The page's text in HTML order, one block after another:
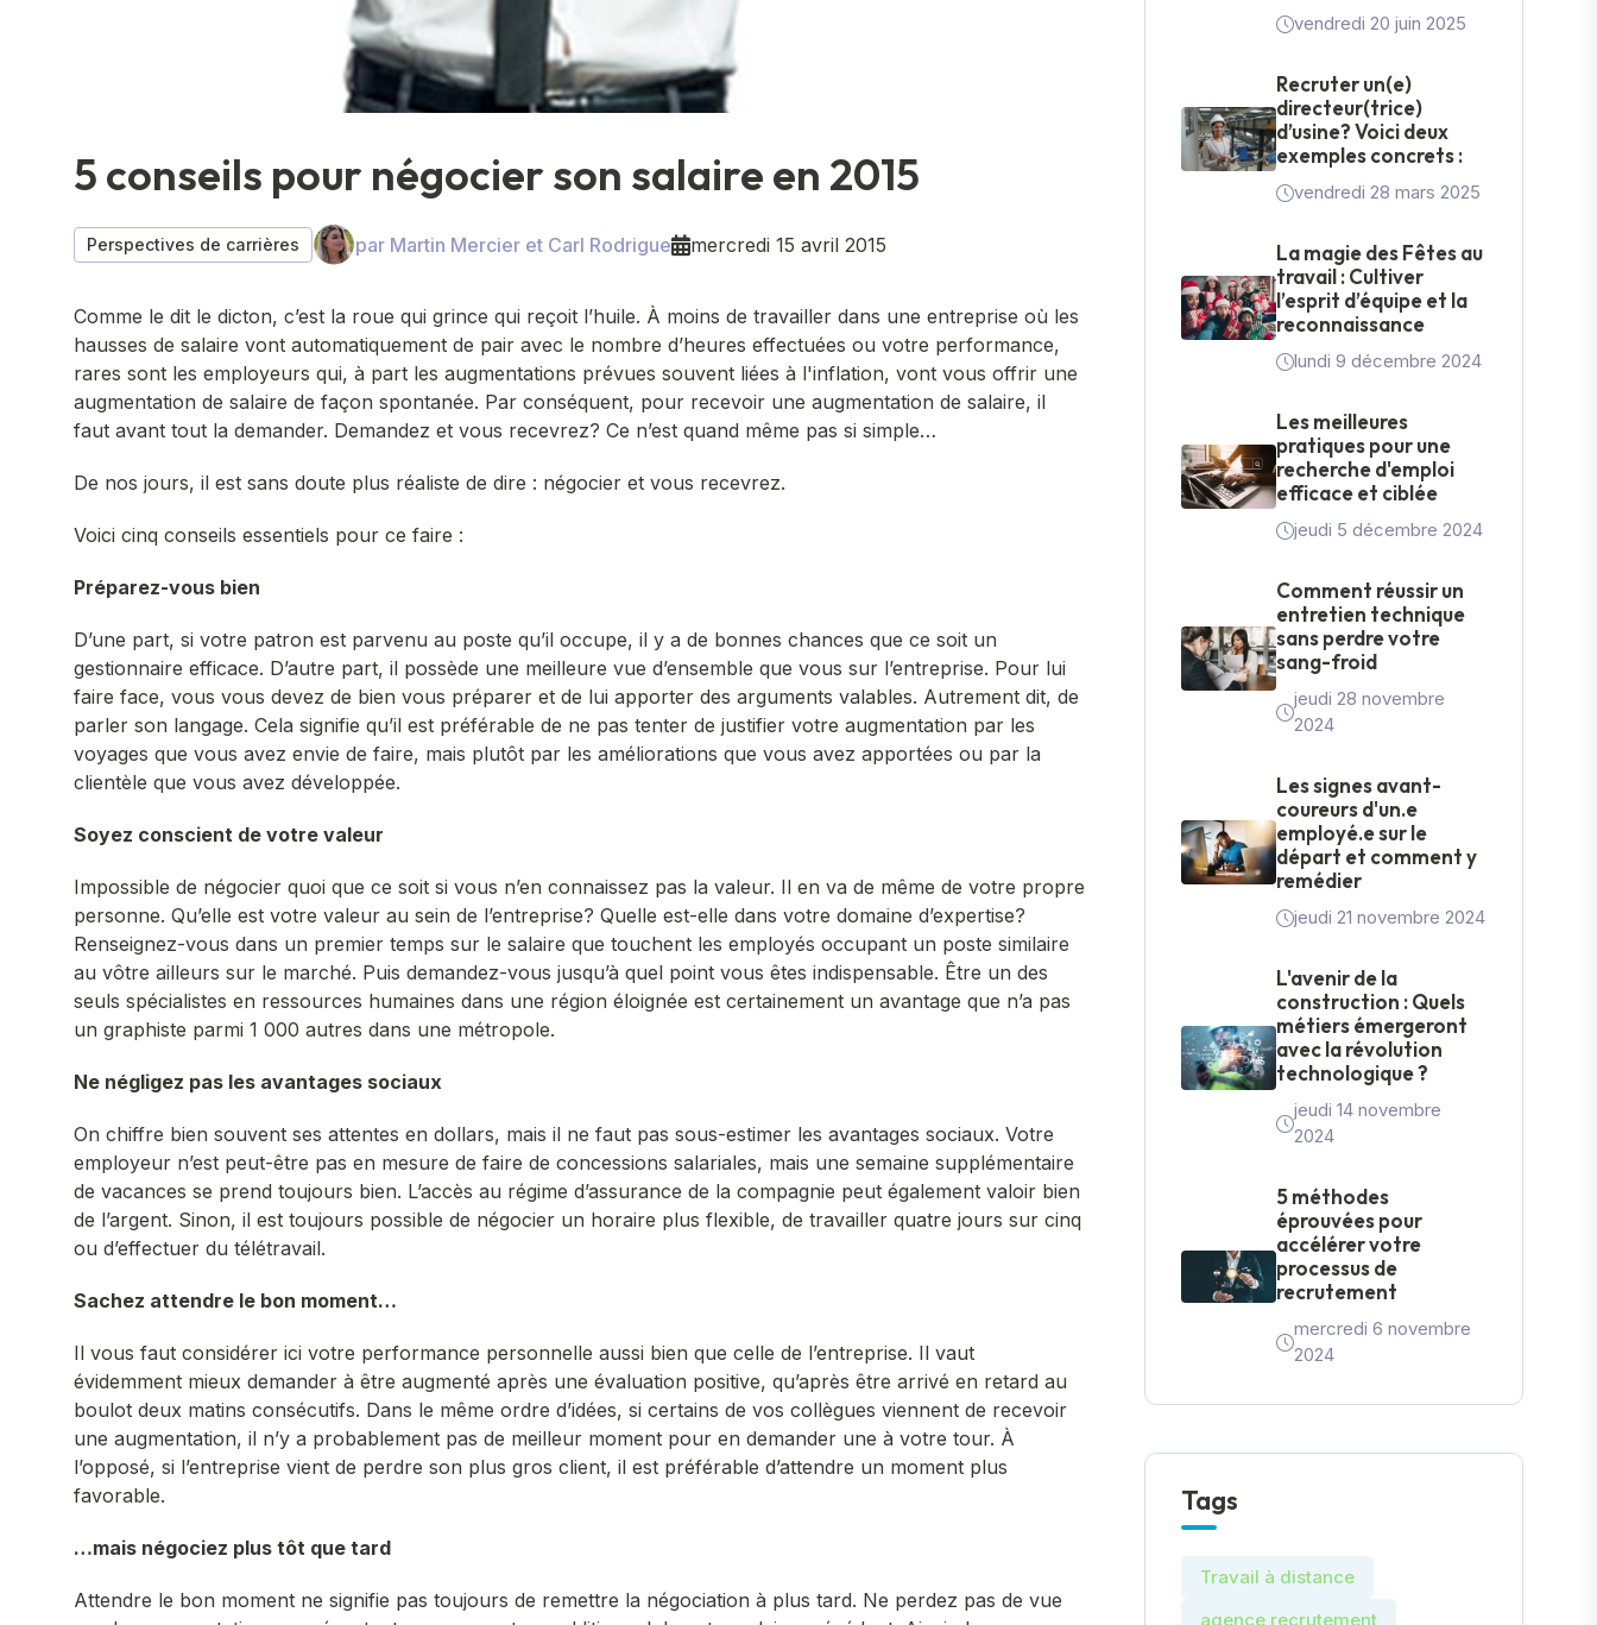
5 conseils pour négocier son salaire en 2015
Perspectives de carrières par Martin Mercier et Carl Rodrigue mercredi 15 avril 2015
Comme le dit le dicton, c’est la roue qui grince qui reçoit l’huile. À moins de travailler dans une entreprise où les
hausses de salaire vont automatiquement de pair avec le nombre d’heures effectuées ou votre performance,
rares sont les employeurs qui, à part les augmentations prévues souvent liées à l'inflation, vont vous offrir une
augmentation de salaire de façon spontanée. Par conséquent, pour recevoir une augmentation de salaire, il
faut avant tout la demander. Demandez et vous recevrez? Ce n’est quand même pas si simple…
De nos jours, il est sans doute plus réaliste de dire : négocier et vous recevrez.
Voici cinq conseils essentiels pour ce faire :
Préparez-vous bien
D’une part, si votre patron est parvenu au poste qu’il occupe, il y a de bonnes chances que ce soit un
gestionnaire efficace. D’autre part, il possède une meilleure vue d’ensemble que vous sur l’entreprise. Pour lui
faire face, vous vous devez de bien vous préparer et de lui apporter des arguments valables. Autrement dit, de
parler son langage. Cela signifie qu’il est préférable de ne pas tenter de justifier votre augmentation par les
voyages que vous avez envie de faire, mais plutôt par les améliorations que vous avez apportées ou par la
clientèle que vous avez développée.
Soyez conscient de votre valeur
Impossible de négocier quoi que ce soit si vous n’en connaissez pas la valeur. Il en va de même de votre propre
personne. Qu’elle est votre valeur au sein de l’entreprise? Quelle est-elle dans votre domaine d’expertise?
Renseignez-vous dans un premier temps sur le salaire que touchent les employés occupant un poste similaire
au vôtre ailleurs sur le marché. Puis demandez-vous jusqu’à quel point vous êtes indispensable. Être un des
seuls spécialistes en ressources humaines dans une région éloignée est certainement un avantage que n’a pas
un graphiste parmi 1 000 autres dans une métropole.
Ne négligez pas les avantages sociaux
On chiffre bien souvent ses attentes en dollars, mais il ne faut pas sous-estimer les avantages sociaux. Votre
employeur n’est peut-être pas en mesure de faire de concessions salariales, mais une semaine supplémentaire
de vacances se prend toujours bien. L’accès au régime d’assurance de la compagnie peut également valoir bien
de l’argent. Sinon, il est toujours possible de négocier un horaire plus flexible, de travailler quatre jours sur cinq
ou d’effectuer du télétravail.
Sachez attendre le bon moment…
Il vous faut considérer ici votre performance personnelle aussi bien que celle de l’entreprise. Il vaut
évidemment mieux demander à être augmenté après une évaluation positive, qu’après être arrivé en retard au
boulot deux matins consécutifs. Dans le même ordre d’idées, si certains de vos collègues viennent de recevoir
une augmentation, il n’y a probablement pas de meilleur moment pour en demander une à votre tour. À
l’opposé, si l’entreprise vient de perdre son plus gros client, il est préférable d’attendre un moment plus
favorable.
…mais négociez plus tôt que tard
Attendre le bon moment ne signifie pas toujours de remettre la négociation à plus tard. Ne perdez pas de vue
vendredi 20 juin 2025
Recruter un(e)
directeur(trice)
d’usine? Voici deux
exemples concrets :
vendredi 28 mars 2025
La magie des Fêtes au
travail : Cultiver
l’esprit d’équipe et la
reconnaissance
lundi 9 décembre 2024
Les meilleures
pratiques pour une
recherche d'emploi
efficace et ciblée
jeudi 5 décembre 2024
Comment réussir un
entretien technique
sans perdre votre
sang-froid
jeudi 28 novembre
2024
Les signes avant-
coureurs d'un.e
employé.e sur le
départ et comment y
remédier
jeudi 21 novembre 2024
L'avenir de la
construction : Quels
métiers émergeront
avec la révolution
technologique ?
jeudi 14 novembre
2024
5 méthodes
éprouvées pour
accélérer votre
processus de
recrutement
mercredi 6 novembre
2024
Tags
Travail à distance
agence recrutement